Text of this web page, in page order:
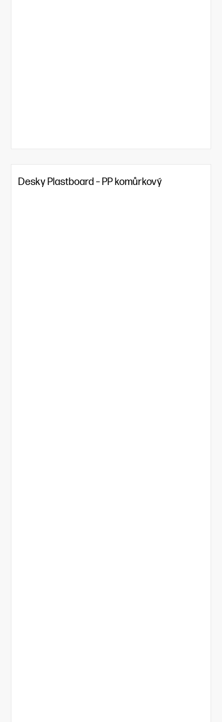
Desky Plastboard – PP komůrkový